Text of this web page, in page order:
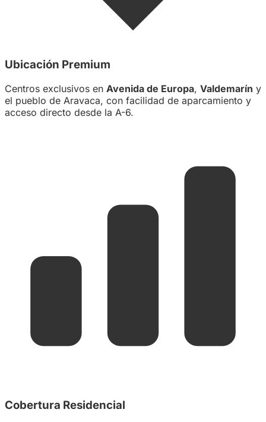
Ubicación Premium
Centros exclusivos en Avenida de Europa, Valdemarín y
el pueblo de Aravaca, con facilidad de aparcamiento y
acceso directo desde la A-6.
Cobertura Residencial